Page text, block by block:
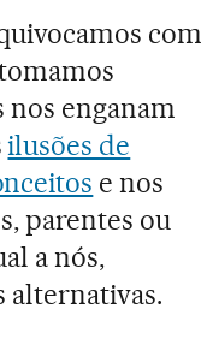
com
nos enganam
ilusões de
e nos
parentes ou
a nós,
alternativas.